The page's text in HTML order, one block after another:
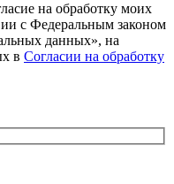
на обработку моих
с Федеральным законом
данных», на
в Согласии на обработку